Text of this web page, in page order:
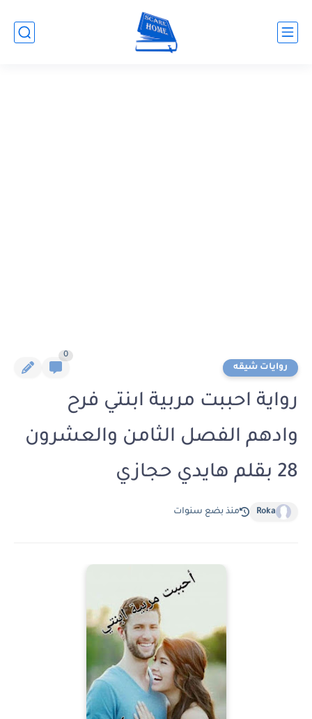
روايات شيقه
0
رواية احببت مربية ابنتي فرح
وادهم الفصل الثامن والعشرون
28 بقلم هايدي حجازي
Roka منذ بضع سنوات